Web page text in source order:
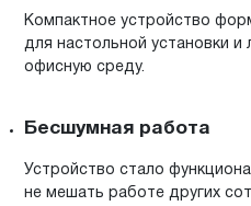
Компактное устройство
для настольной установки и
офисную среду.
Бесшумная работа
Устройство стало
не мешать работе других